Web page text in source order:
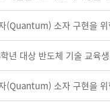
(Quantum) 소자 구현을
년 대상 반도체 기술 교육
(Quantum) 소자 구현을